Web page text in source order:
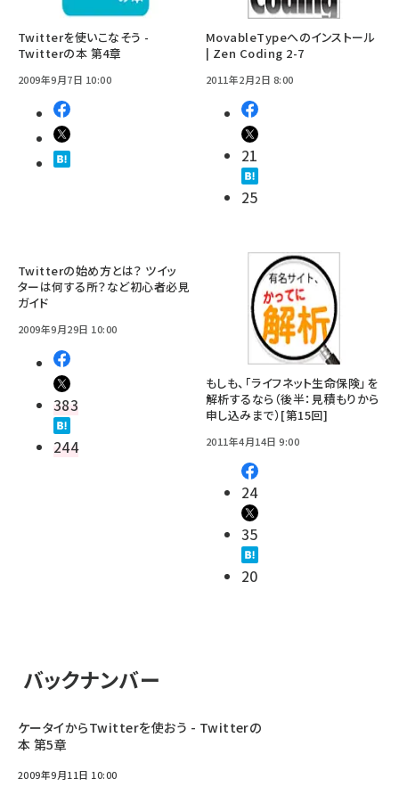
Twitterを使いこなそう -
Twitterの本 第4章
2009年9月7日 10:00
MovableTypeへのインストール
| Zen Coding 2-7
2011年2月2日 8:00
21
25
Twitterの始め方とは？ ツイッ
ターは何する所？など初心者必見
ガイド
2009年9月29日 10:00
383
244
もしも、「ライフネット生命保険」を
解析するなら（後半：見積もりから
申し込みまで）[第15回]
2011年4月14日 9:00
24
35
20
バックナンバー
ケータイからTwitterを使おう - Twitterの
本 第5章
2009年9月11日 10:00